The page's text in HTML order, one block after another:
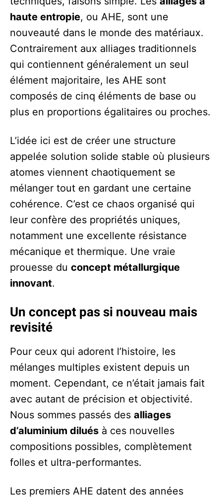
haute entropie, ou AHE, sont une
nouveauté dans le monde des matériaux.
Contrairement aux alliages traditionnels
qui contiennent généralement un seul
élément majoritaire, les AHE sont
composés de cinq éléments de base ou
plus en proportions égalitaires ou proches.
L’idée ici est de créer une structure
appelée solution solide stable où plusieurs
atomes viennent chaotiquement se
mélanger tout en gardant une certaine
cohérence. C’est ce chaos organisé qui
leur confère des propriétés uniques,
notamment une excellente résistance
mécanique et thermique. Une vraie
prouesse du concept métallurgique
innovant.
Un concept pas si nouveau mais
revisité
Pour ceux qui adorent l’histoire, les
mélanges multiples existent depuis un
moment. Cependant, ce n’était jamais fait
avec autant de précision et objectivité.
Nous sommes passés des alliages
d’aluminium dilués à ces nouvelles
compositions possibles, complètement
folles et ultra-performantes.
Les premiers AHE datent des années